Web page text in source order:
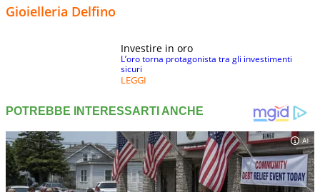
Gioielleria Delfino
Investire in oro
L’oro torna protagonista tra gli investimenti
sicuri
LEGGI